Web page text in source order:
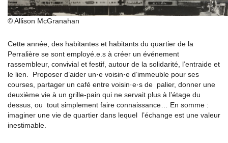
© Allison McGranahan
Cette année, des habitantes et habitants du quartier de la
Perralière se sont employé.e.s à créer un événement
rassembleur, convivial et festif, autour de la solidarité, l’entraide et
le lien. Proposer d’aider un·e voisin·e d’immeuble pour ses
courses, partager un café entre voisin·e·s de palier, donner une
deuxième vie à un grille-pain qui ne servait plus à l’étage du
dessus, ou tout simplement faire connaissance… En somme :
imaginer une vie de quartier dans lequel l’échange est une valeur
inestimable.